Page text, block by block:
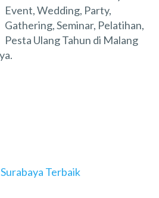
Event, Wedding, Party,
Gathering, Seminar, Pelatihan,
Pesta Ulang Tahun di Malang